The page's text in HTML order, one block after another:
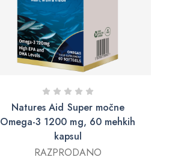
Natures Aid Super močne
Omega-3 1200 mg, 60 mehkih
kapsul
RAZPRODANO